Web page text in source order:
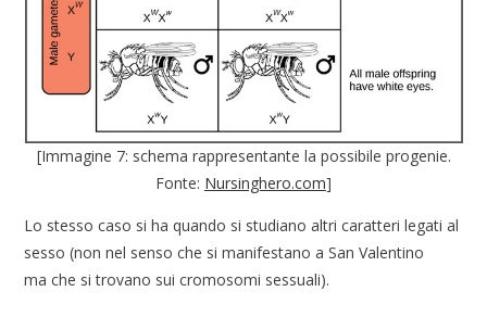
[Immagine 7: schema rappresentante la possibile progenie.
Fonte: Nursinghero.com]
Lo stesso caso si ha quando si studiano altri caratteri legati al
sesso (non nel senso che si manifestano a San Valentino
ma che si trovano sui cromosomi sessuali).